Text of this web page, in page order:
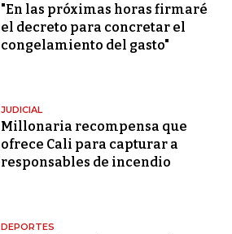
"En las próximas horas firmaré
el decreto para concretar el
congelamiento del gasto"
JUDICIAL
Millonaria recompensa que
ofrece Cali para capturar a
responsables de incendio
DEPORTES